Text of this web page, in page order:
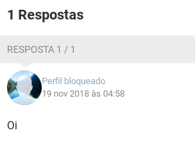
1 Respostas
RESPOSTA 1 / 1
Perfil bloqueado
19 nov 2018 às 04:58
Oi